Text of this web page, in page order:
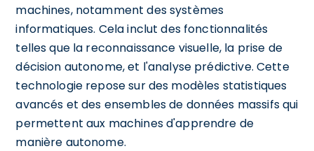
machines, notamment des systèmes
informatiques. Cela inclut des fonctionnalités
telles que la reconnaissance visuelle, la prise de
décision autonome, et l'analyse prédictive. Cette
technologie repose sur des modèles statistiques
avancés et des ensembles de données massifs qui
permettent aux machines d'apprendre de
manière autonome.